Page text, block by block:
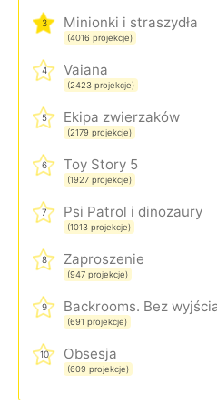
3 Minionki i straszydła
(4016 projekcje)
4 Vaiana
(2423 projekcje)
5 Ekipa zwierzaków
(2179 projekcje)
6 Toy Story 5
(1927 projekcje)
7 Psi Patrol i dinozaury
(1013 projekcje)
8 Zaproszenie
(947 projekcje)
9
(691 projekcje)
10 Obsesja
(609 projekcje)